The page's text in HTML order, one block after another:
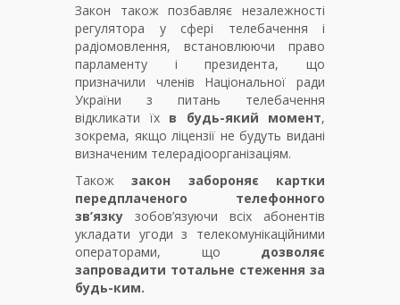
Закон також позбавляє незалежності
регулятора у сфері телебачення і
радіомовлення, встановлюючи право
парламенту і президента, що
призначили членів Національної ради
України з питань телебачення
відкликати їх в будь-який момент,
зокрема, якщо ліцензії не будуть видані
визначеним телерадіоорганізаціям.
Такожзакон забороняє картки
передплаченого телефонного
зв’язку зобов’язуючи всіх абонентів
укладати угоди з телекомунікаційними
операторами, що дозволяє
запровадити тотальне стеження за
будь-ким.